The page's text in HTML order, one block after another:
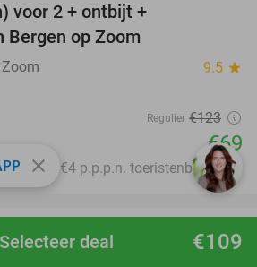
€109
Selecteer deal
voor 2 + ontbijt +
op Zoom
9.5 star
Regulier €123
€69
Excl. ca. €4 p.p.p.n. toeristenbelasting
50%
favorite_border
+ evt. snacks en onbeperkt
close